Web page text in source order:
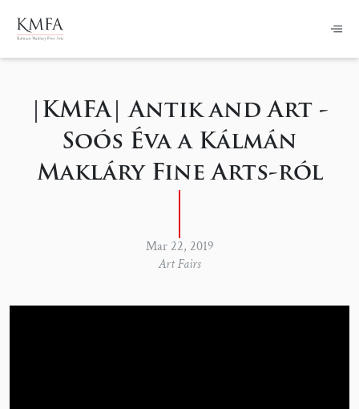
|KMFA| Antik and Art -
Soós Éva a Kálmán
Makláry Fine Arts-ról
Mar 22, 2019
Art Fairs